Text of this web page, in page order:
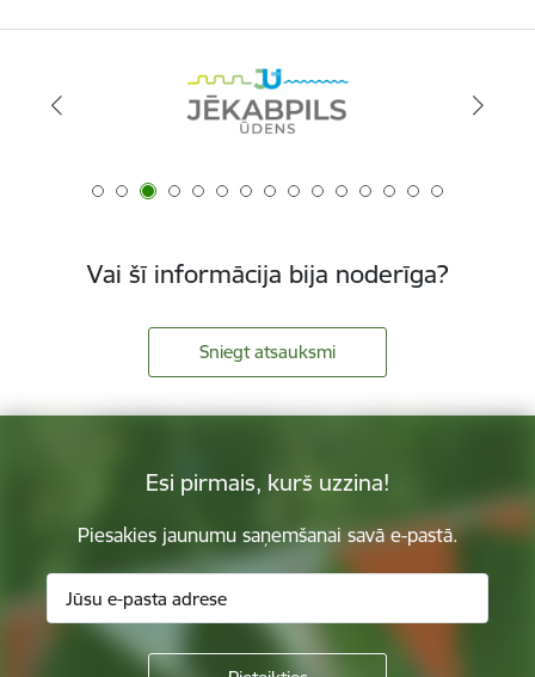
Vai šī informācija bija noderīga?
Sniegt atsauksmi
Esi pirmais, kurš uzzina!
Piesakies jaunumu saņemšanai savā e-pastā.